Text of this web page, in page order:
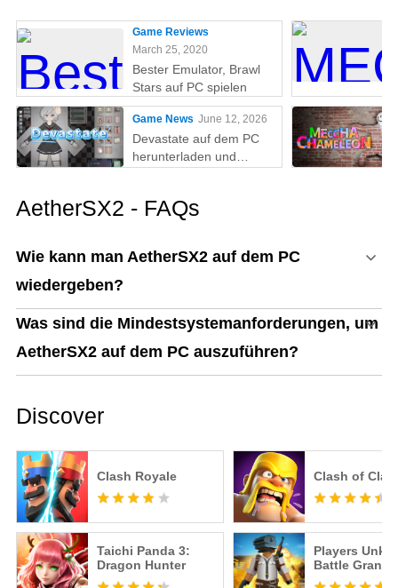
Game Reviews
March 25, 2020
Bester Emulator, Brawl
Stars auf PC spielen
Game News June 12, 2026
Devastate auf dem PC
herunterladen und
Play
AetherSX2 - FAQs
Wie kann man AetherSX2 auf dem PC
wiedergeben?
Was sind die Mindestsystemanforderungen, um
AetherSX2 auf dem PC auszuführen?
Discover
Clash Royale Clash of
Taichi Panda 3:
Dragon Hunter
Players
Battle Grand